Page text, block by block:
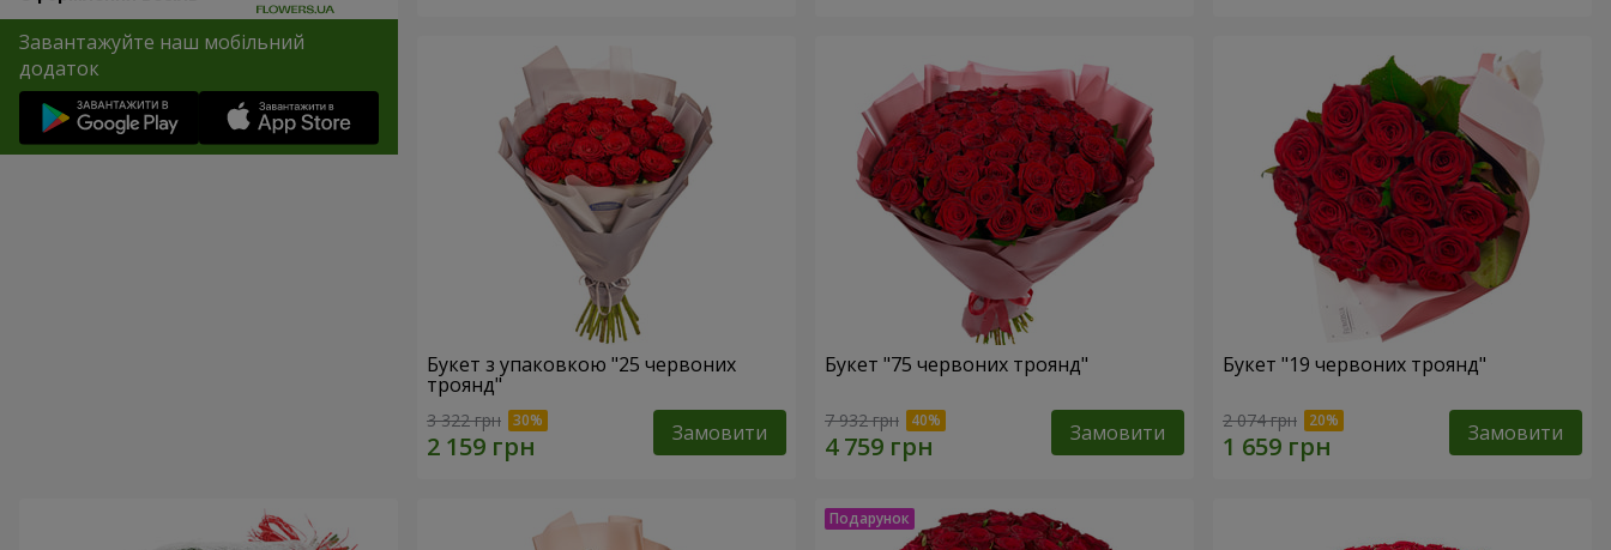
Завантажуйте наш мобільний
додаток
Букет з упаковкою "25 червоних
троянд"
3 322 грн Замовити
Букет "75 червоних троянд"
7 932 грн Замовити
Букет "19 червоних троянд"
2 074 грн Замовити